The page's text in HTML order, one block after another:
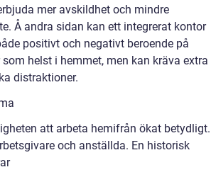
mer avskildhet och mindre
Å andra sidan kan ett integrerat kontor
positivt och negativt beroende på
helst i hemmet, men kan kräva extra
distraktioner.
att arbeta hemifrån ökat betydligt.
och anställda. En historisk